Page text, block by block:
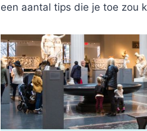
een aantal tips die je toe zou